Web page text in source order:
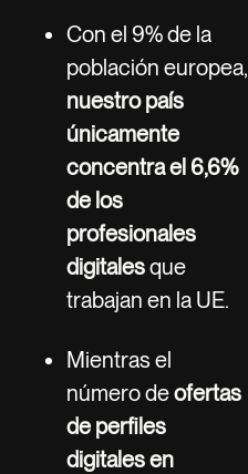
Con el 9% de la
población europea,
nuestro país
únicamente
concentra el 6,6%
de los
profesionales
digitalesque
trabajan en la UE.
Mientras el
número deofertas
de perfiles
digitales en